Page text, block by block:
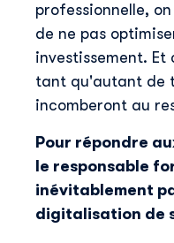
professionnelle,
de ne pas
investissement. Et
tant qu'autant de
incomberont au
Pour répondre
le responsable
inévitablement
digitalisation de